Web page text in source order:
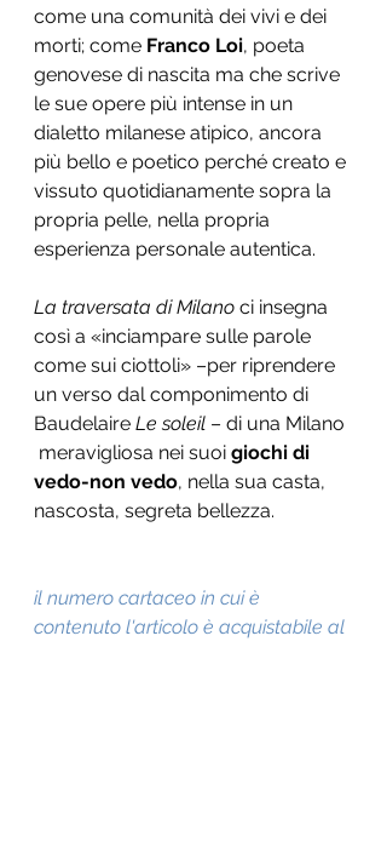
come una comunità dei vivi e dei
morti; come Franco Loi, poeta
genovese di nascita ma che scrive
le sue opere più intense in un
dialetto milanese atipico, ancora
più bello e poetico perché creato e
vissuto quotidianamente sopra la
propria pelle, nella propria
esperienza personale autentica.
La traversata di Milano ci insegna
così a «inciampare sulle parole
come sui ciottoli» –per riprendere
un verso dal componimento di
Baudelaire Le soleil – di una Milano
meravigliosa nei suoi giochi di
vedo-non vedo, nella sua casta,
nascosta, segreta bellezza.
il numero cartaceo in cui è
contenuto l'articolo è acquistabile al